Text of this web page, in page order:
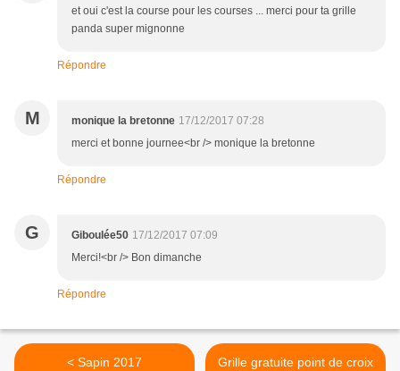
et oui c'est la course pour les courses ... merci pour ta grille
panda super mignonne
Répondre
M monique la bretonne 17/12/2017 07:28
merci et bonne journee<br /> monique la bretonne
Répondre
G Giboulée50 17/12/2017 07:09
Merci!<br /> Bon dimanche
Répondre
< Sapin 2017
Grille gratuite point de croix